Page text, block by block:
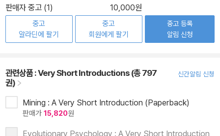
판매자 중고 (1)
10,000원
중고
알라딘에 팔기
중고
회원에게 팔기
중고 등록
알림 신청
관련상품 :Very Short Introductions (총 797
권)
신간알림 신청
Mining : A Very Short Introduction (Paperback)
판매가 15,820원
Evolutionary Psychology : A Very Short Introduction